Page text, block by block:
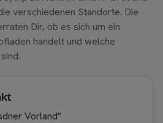
verschiedenen Standorte. Die
Dir, ob es sich um ein
handelt und welche
Vorland"